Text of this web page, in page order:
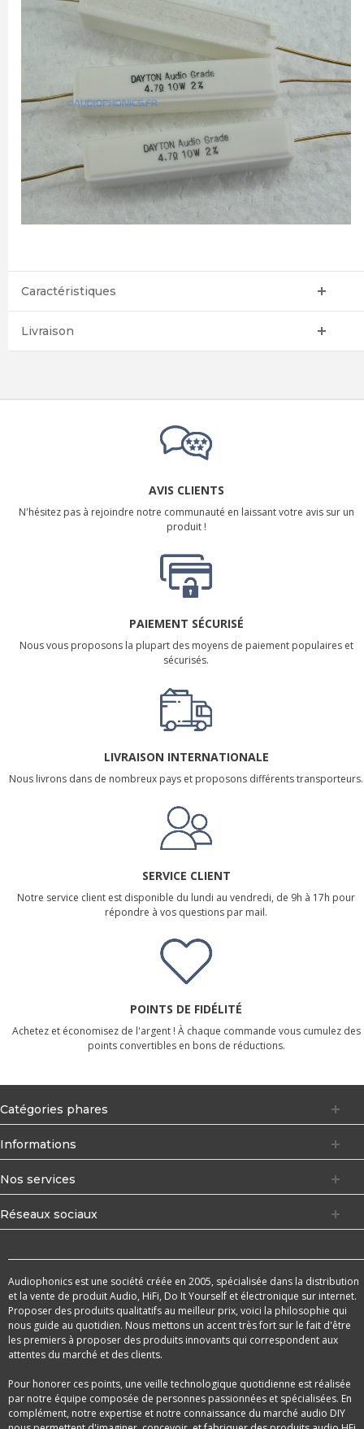
Caractéristiques
Livraison
AVIS CLIENTS
N'hésitez pas à rejoindre notre communauté en laissant votre avis sur un
produit !
PAIEMENT SÉCURISÉ
Nous vous proposons la plupart des moyens de paiement populaires et
sécurisés.
LIVRAISON INTERNATIONALE
Nous livrons dans de nombreux pays et proposons différents transporteurs.
SERVICE CLIENT
Notre service client est disponible du lundi au vendredi, de 9h à 17h pour
répondre à vos questions par mail.
POINTS DE FIDÉLITÉ
Achetez et économisez de l'argent ! À chaque commande vous cumulez des
points convertibles en bons de réductions.
Catégories phares
Informations
Nos services
Réseaux sociaux
Audiophonics est une société créée en 2005, spécialisée dans la distribution
et la vente de produit Audio, HiFi, Do It Yourself et électronique sur internet.
Proposer des produits qualitatifs au meilleur prix, voici la philosophie qui
nous guide au quotidien. Nous mettons un accent très fort sur le fait d'être
les premiers à proposer des produits innovants qui correspondent aux
attentes du marché et des clients.
Pour honorer ces points, une veille technologique quotidienne est réalisée
par notre équipe composée de personnes passionnées et spécialisées. En
complément, notre expertise et notre connaissance du marché audio DIY